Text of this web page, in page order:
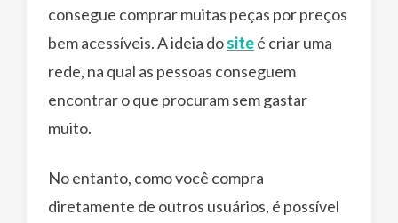
consegue comprar muitas peças por preços
bem acessíveis. A ideia dositeé criar uma
rede, na qual as pessoas conseguem
encontrar o que procuram sem gastar
muito.
No entanto, como você compra
diretamente de outros usuários, é possível